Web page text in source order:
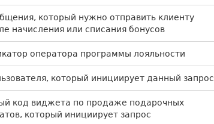
который нужно отправить клиенту
начисления или списания бонусов
оператора программы лояльности
который инициирует данный запрос
код виджета по продаже подарочных
который инициирует запрос